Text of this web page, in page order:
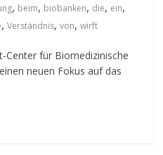
, beim, biobanken, die, ein,
,Verständnis,von,wirft
Center für Biomedizinische
neuen Fokus auf das